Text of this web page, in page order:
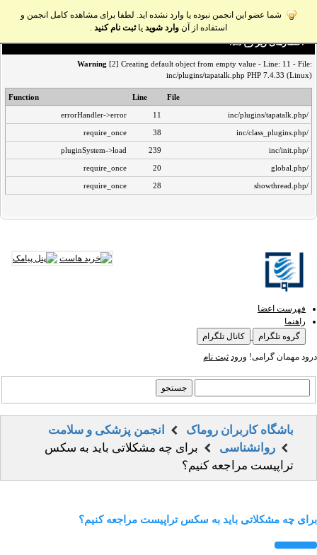
شما عضو این انجمن نبوده یا وارد نشده اید. لطفا برای مشاهده کامل انجمن و
استفاده از آن وارد شوید یاثبت نام کنید .
اخطار‌های زیر رخ داد:
Warning [2] Creating default object from empty value - Line: 11 - File:
inc/plugins/tapatalk.php PHP 7.4.33 (Linux)
File
Line
Function
/inc/plugins/tapatalk.php
11
errorHandler->error
/inc/class_plugins.php
38
require_once
/inc/init.php
239
pluginSystem->load
/global.php
20
require_once
/showthread.php
28
require_once
فهرست اعضا
راهنما
گروه تلگرام
کانال تلگرام
درود مهمان گرامی! ورود ثبت نام
باشگاه کاربران روماک
انجمن پزشکی و سلامت
روانشناسی
برای چه مشکلاتی باید به سکس
تراپیست مراجعه کنیم؟
برای چه مشکلاتی باید به سکس تراپیست مراجعه کنیم؟